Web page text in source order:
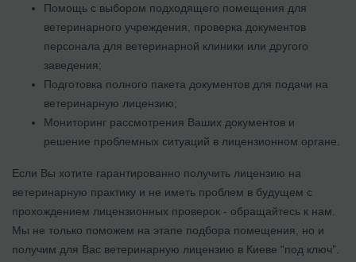
Помощь с выбором подходящего помещения для
ветеринарного учреждения, проверка документов
персонала для ветеринарной клиники или другого
заведения;
Подготовка полного пакета документов для подачи на
ветеринарную лицензию;
Мониторинг рассмотрения Ваших документов и
решение проблемных ситуаций в лицензионном органе.
Если Вы хотите гарантированно получить лицензию на
ветеринарную практику и не иметь проблем в будущем с
прохождением лицензионных проверок - обращайтесь к нам.
Мы не только поможем на этапе подбора помещения, но и
получим для Вас ветеринарную лицензию в Киеве “под ключ”.